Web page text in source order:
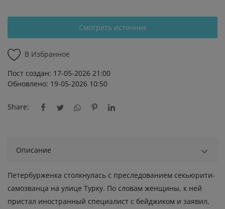
Смотреть источник
В Избранное
Пост создан: 17-05-2026 21:00
Обновлено: 19-05-2026 10:50
Share:
Описание
Петербурженка столкнулась с преследованием секьюрити-
самозванца на улице Турку. По словам женщины, к ней
пристал иностранный специалист с бейджиком и заявил,